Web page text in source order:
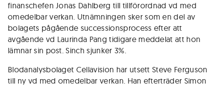
finanschefen Jonas Dahlberg till tillförordnad vd med
omedelbar verkan. Utnämningen sker som en del av
bolagets pågående successionsprocess efter att
avgående vd Laurinda Pang tidigare meddelat att hon
lämnar sin post. Sinch sjunker 3%.
Blodanalysbolaget Cellavision har utsett Steve Ferguson
till ny vd med omedelbar verkan. Han efterträder Simon